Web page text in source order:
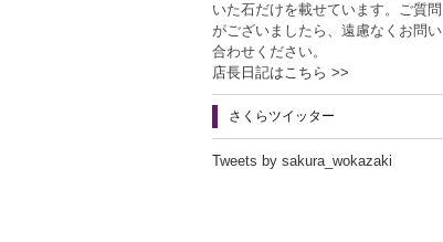
いた石だけを載せています。ご質問
がございましたら、遠慮なくお問い
合わせください。
店長日記はこちら >>
さくらツイッター
Tweets by sakura_wokazaki